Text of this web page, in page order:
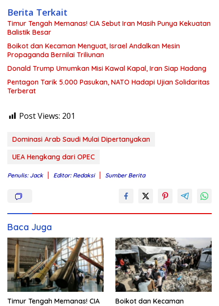
Berita Terkait
Timur Tengah Memanas! CIA Sebut Iran Masih Punya Kekuatan
Balistik Besar
Boikot dan Kecaman Menguat, Israel Andalkan Mesin
Propaganda Bernilai Triliunan
Donald Trump Umumkan Misi Kawal Kapal, Iran Siap Hadang
Pentagon Tarik 5.000 Pasukan, NATO Hadapi Ujian Solidaritas
Terberat
Post Views: 201
Dominasi Arab Saudi Mulai Dipertanyakan
UEA Hengkang dari OPEC
Penulis: Jack Editor: Redaksi Sumber Berita
Baca Juga
Timur Tengah Memanas! CIA
Boikot dan Kecaman